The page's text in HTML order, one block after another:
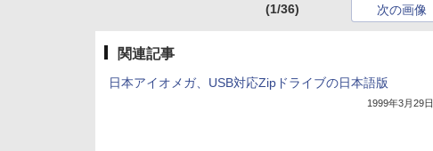
(1/36) 次の画像
関連記事
日本アイオメガ、USB対応Zipドライブの日本語版
1999年3月29日